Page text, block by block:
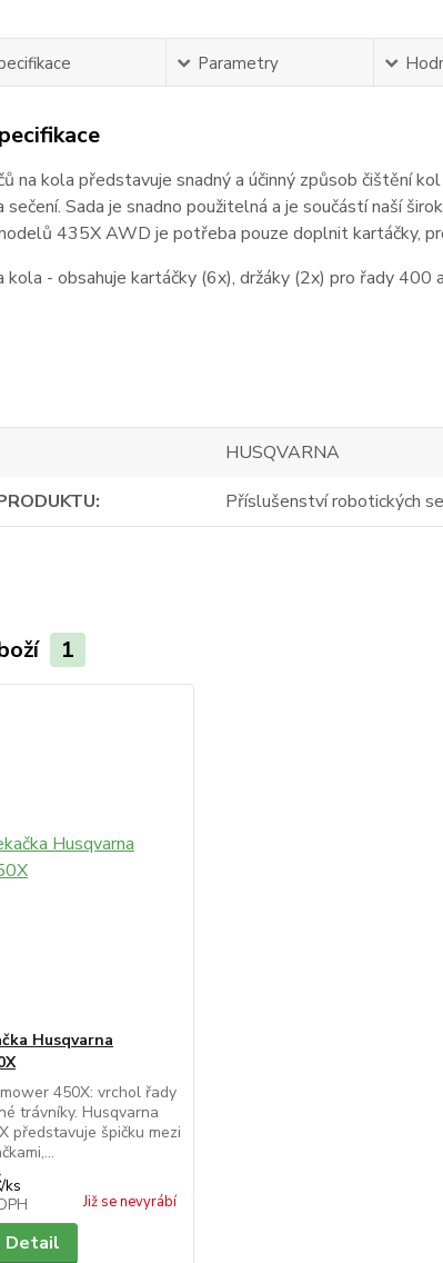
Parametry
na kola představuje snadný a účinný způsob čištění
sečení. Sada je snadno použitelná a je součástí naší
435X AWD je potřeba pouze doplnit kartáčky,
kola - obsahuje kartáčky (6x), držáky (2x) pro řady 400
HUSQVARNA
Příslušenství robotických
1
Husqvarna
450X: vrchol řady
trávníky. Husqvarna
představuje špičku mezi
/ks
Již se nevyrábí
Detail